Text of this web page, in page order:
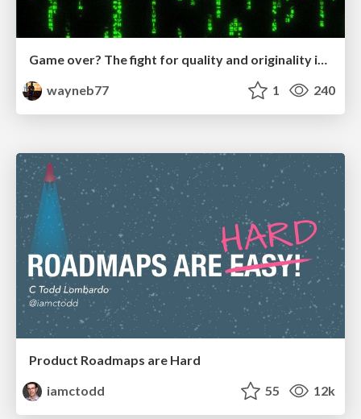
Game over? The fight for quality and originality in the time of robots
wayneb77
1 240
Product Roadmaps are Hard
iamctodd
55 12k